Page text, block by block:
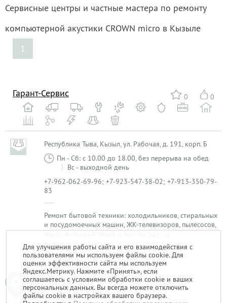
Сервисные центры и частные мастера по ремонту
компьютерной акустики CROWN micro в Кызыле
1
0 0
Гарант-Сервис
Республика Тыва, Кызыл, ул. Рабочая, д. 191, корп. Б
Пн - Сб: с 10.00 до 18.00, без перерыва на обед
Вс - выходной день
+7-962-062-69-96; +7-923-547-38-02; +7-913-350-79-
83
Ремонт бытовой техники: холодильников, стиральных
и посудомоечных машин, ЖК-телевизоров, пылесосов,
микроволновых печей и многое другое
1
Для улучшения работы сайта и его взаимодействия с
пользователями мы используем файлы cookie. Для
оценки эффективности сайта мы используем
Яндекс.Метрику. Нажмите «Принять», если
соглашаетесь с условиями обработки cookie и ваших
персональных данных. Вы всегда можете отключить
файлы cookie в настройках вашего браузера.